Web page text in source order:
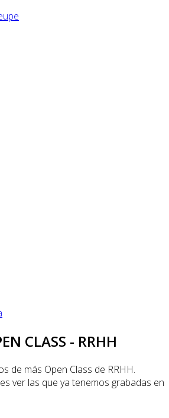
CLASS - RRHH
de más Open Class de RRHH.
ver las que ya tenemos grabadas en